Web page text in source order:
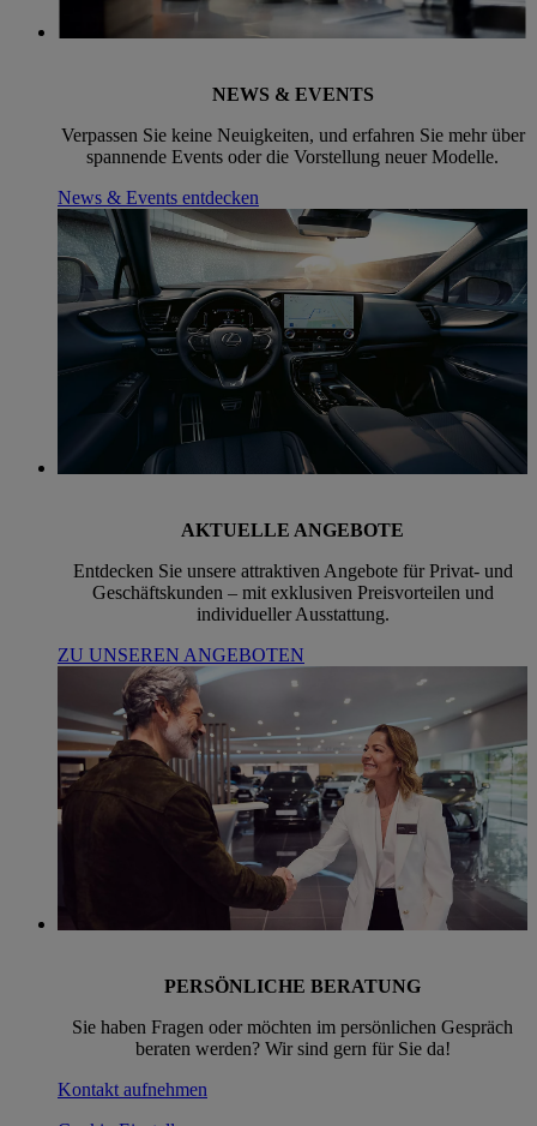
NEWS & EVENTS
Verpassen Sie keine Neuigkeiten, und erfahren Sie mehr über
spannende Events oder die Vorstellung neuer Modelle.
News & Events entdecken
AKTUELLE ANGEBOTE
Entdecken Sie unsere attraktiven Angebote für Privat- und
Geschäftskunden – mit exklusiven Preisvorteilen und
individueller Ausstattung.
ZU UNSEREN ANGEBOTEN
PERSÖNLICHE BERATUNG
Sie haben Fragen oder möchten im persönlichen Gespräch
beraten werden? Wir sind gern für Sie da!
Kontakt aufnehmen